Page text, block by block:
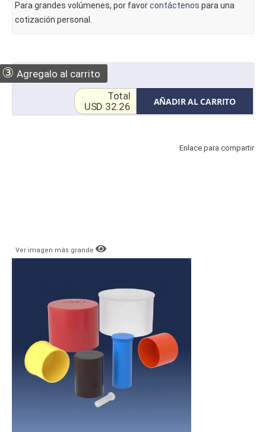
Para grandes volúmenes, por favorcontáctenos para una
cotización personal.
③ Agregalo al carrito
AÑADIR AL CARRITO
Total
USD 32.26
Enlace para compartir
Ver imagen más grande